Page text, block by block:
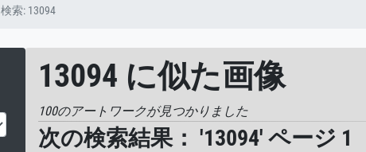
検索: 13094
13094 に似た画像
100のアートワークが見つかりました
次の検索結果： '13094' ページ 1